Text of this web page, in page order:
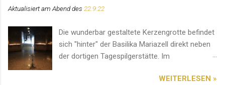
Aktualisiert am Abend des 22.9.22
Die wunderbar gestaltete Kerzengrotte befindet
sich "hinter" der Basilika Mariazell direkt neben
der dortigen Tagespilgerstätte. Im
angefertigte Kerzen erworben werden. Hier
WEITERLESEN »